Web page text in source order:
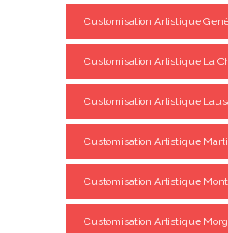
Customisation Artistique
Customisation Artistique La
Customisation Artistique
Customisation Artistique
Customisation Artistique
Customisation Artistique